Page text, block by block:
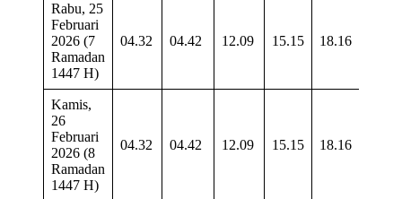
Rabu, 25
Februari
2026 (7
Ramadan
1447 H)
04.32 04.42 12.09 15.15 18.16
Kamis,
26
Februari
2026 (8
Ramadan
1447 H)
04.32 04.42 12.09 15.15 18.16